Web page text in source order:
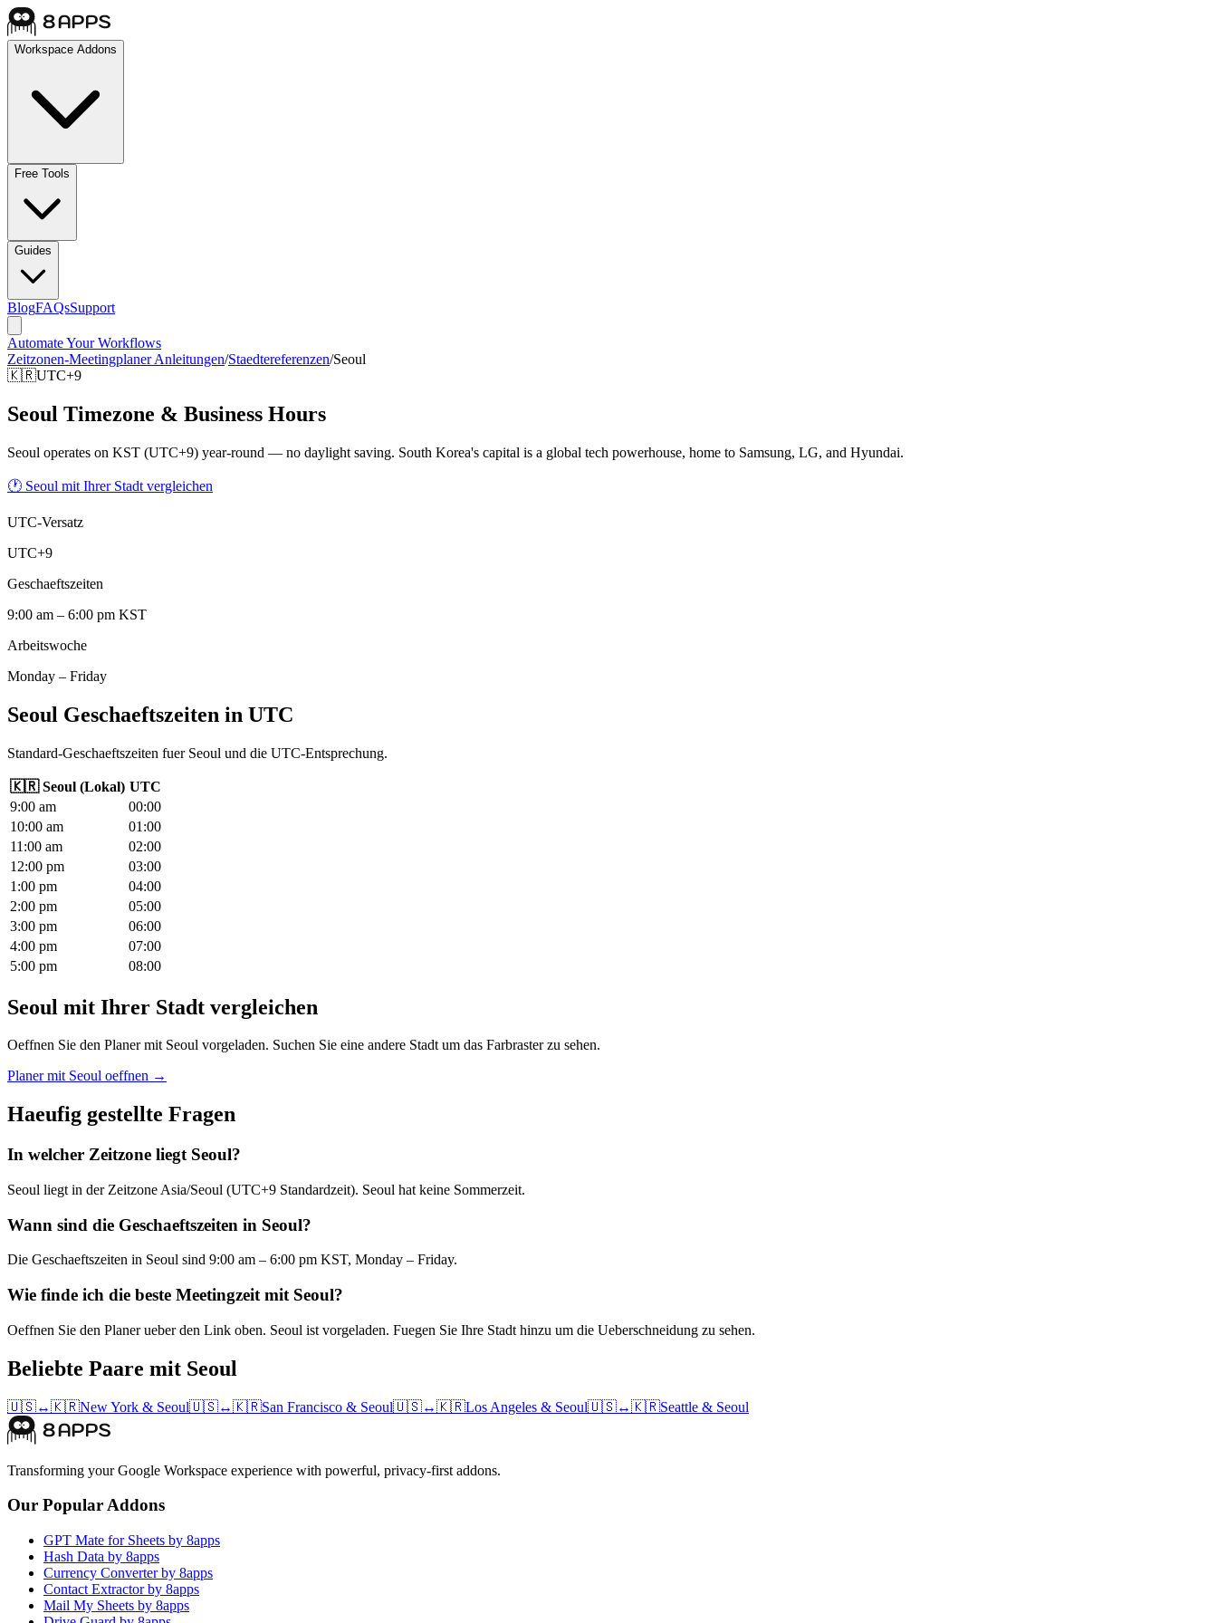
Workspace Addons
Free Tools
Guides
BlogFAQsSupport
Automate Your Workflows
Zeitzonen-Meetingplaner Anleitungen/Staedtereferenzen/Seoul
🇰🇷UTC+9
Seoul Timezone & Business Hours
Seoul operates on KST (UTC+9) year-round — no daylight saving. South Korea's capital is a global tech powerhouse, home to Samsung, LG, and Hyundai.
🕐 Seoul mit Ihrer Stadt vergleichen
UTC-Versatz
UTC+9
Geschaeftszeiten
9:00 am – 6:00 pm KST
Arbeitswoche
Monday – Friday
Seoul Geschaeftszeiten in UTC
Standard-Geschaeftszeiten fuer Seoul und die UTC-Entsprechung.
🇰🇷 Seoul (Lokal) UTC
9:00 am 00:00
10:00 am 01 :00
11 :00 am 02:00
12:00 pm 03:00
1 :00 pm 04:00
2:00 pm 05:00
3:00 pm 06:00
4:00 pm 07:00
5:00 pm 08:00
Seoul mit Ihrer Stadt vergleichen
Oeffnen Sie den Planer mit Seoul vorgeladen. Suchen Sie eine andere Stadt um das Farbraster zu sehen.
Planer mit Seoul oeffnen →
Haeufig gestellte Fragen
In welcher Zeitzone liegt Seoul?
Seoul liegt in der Zeitzone Asia/Seoul (UTC+9 Standardzeit). Seoul hat keine Sommerzeit.
Wann sind die Geschaeftszeiten in Seoul?
Die Geschaeftszeiten in Seoul sind 9:00 am – 6:00 pm KST, Monday – Friday.
Wie finde ich die beste Meetingzeit mit Seoul?
Oeffnen Sie den Planer ueber den Link oben. Seoul ist vorgeladen. Fuegen Sie Ihre Stadt hinzu um die Ueberschneidung zu sehen.
Beliebte Paare mit Seoul
🇺🇸↔🇰🇷New York & Seoul🇺🇸↔🇰🇷San Francisco & Seoul🇺🇸↔🇰🇷Los Angeles & Seoul🇺🇸↔🇰🇷Seattle & Seoul
Transforming your Google Workspace experience with powerful, privacy-first addons.
Our Popular Addons
GPT Mate for Sheets by 8apps
Hash Data by 8apps
Currency Converter by 8apps
Contact Extractor by 8apps
Mail My Sheets by 8apps